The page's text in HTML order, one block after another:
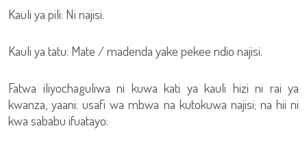
Kauli ya pili: Ni najisi.
Kauli ya tatu: Mate / madenda yake pekee ndio najisi.
Fatwa iliyochaguliwa ni kuwa kati ya kauli hizi ni rai ya
kwanza, yaani: usafi wa mbwa na kutokuwa najisi; na hii ni
kwa sababu ifuatayo: